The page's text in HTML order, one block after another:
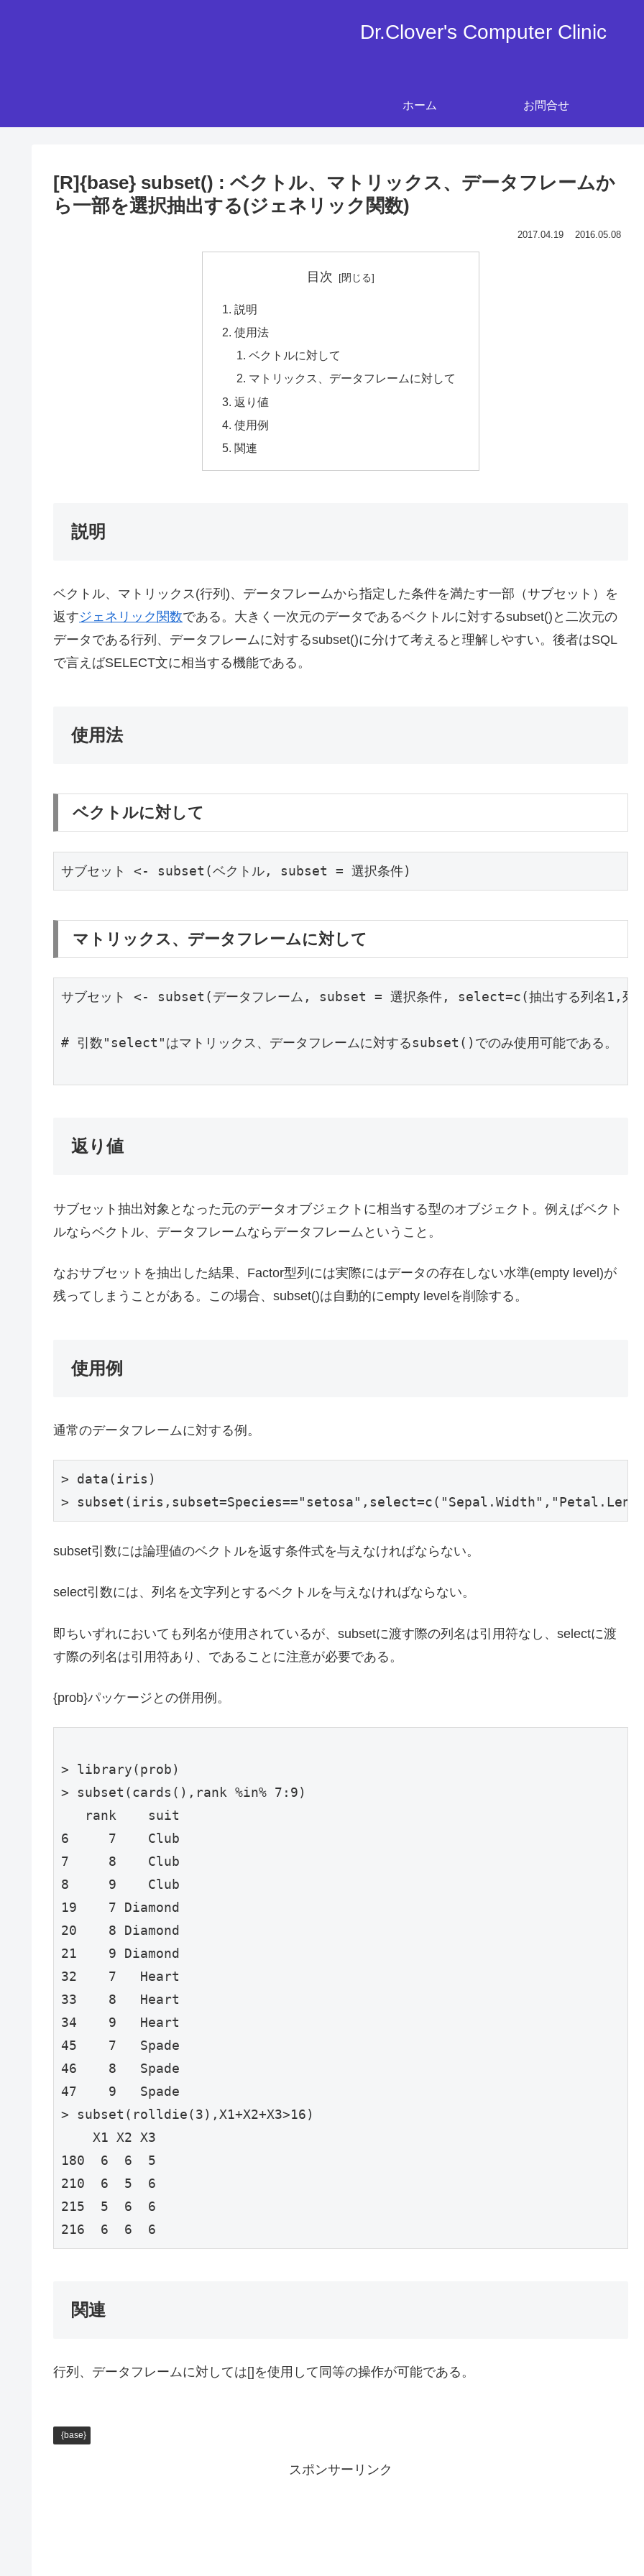
Dr.Clover's Computer Clinic
ホーム お問合せ
[R]{base} subset() : ベクトル、マトリックス、データフレームか
ら一部を選択抽出する(ジェネリック関数)
2017.04.19 2016.05.08
目次
説明
使用法
ベクトルに対して
マトリックス、データフレームに対して
返り値
使用例
関連
説明
ベクトル、マトリックス(行列)、データフレームから指定した条件を満たす一部（サブセット）を
返すジェネリック関数である。大きく一次元のデータであるベクトルに対するsubset()と二次元の
データである行列、データフレームに対するsubset()に分けて考えると理解しやすい。後者はSQL
で言えばSELECT文に相当する機能である。
使用法
ベクトルに対して
サブセット <- subset(ベクトル, subset = 選択条件)
マトリックス、データフレームに対して
サブセット <- subset(データフレーム, subset = 選択条件, select=c(抽出する列名1,
# 引数"select"はマトリックス、データフレームに対するsubset()でのみ使用可能である。
返り値
サブセット抽出対象となった元のデータオブジェクトに相当する型のオブジェクト。例えばベクト
ルならベクトル、データフレームならデータフレームということ。
なおサブセットを抽出した結果、Factor型列には実際にはデータの存在しない水準(empty level)が
残ってしまうことがある。この場合、subset()は自動的にempty levelを削除する。
使用例
通常のデータフレームに対する例。
> data(iris)
>
subset引数には論理値のベクトルを返す条件式を与えなければならない。
select引数には、列名を文字列とするベクトルを与えなければならない。
即ちいずれにおいても列名が使用されているが、subsetに渡す際の列名は引用符なし、selectに渡
す際の列名は引用符あり、であることに注意が必要である。
{prob}パッケージとの併用例。
> library(prob)
> subset(cards(),rank %in% 7:9)
   rank    suit
6     7    Club
7     8    Club
8     9    Club
19    7 Diamond
20    8 Diamond
21    9 Diamond
32    7   Heart
33    8   Heart
34    9   Heart
45    7   Spade
46    8   Spade
47    9   Spade
> subset(rolldie(3),X1+X2+X3>16)
    X1 X2 X3
180  6  6  5
210  6  5  6
215  5  6  6
216  6  6  6
関連
行列、データフレームに対しては[]を使用して同等の操作が可能である。
{base}
スポンサーリンク